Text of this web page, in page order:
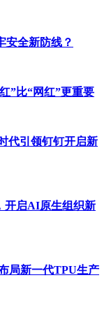
安全新防线？
”比“网红”更重要
代引领钉钉开启新
开启AI原生组织新
局新一代TPU生产